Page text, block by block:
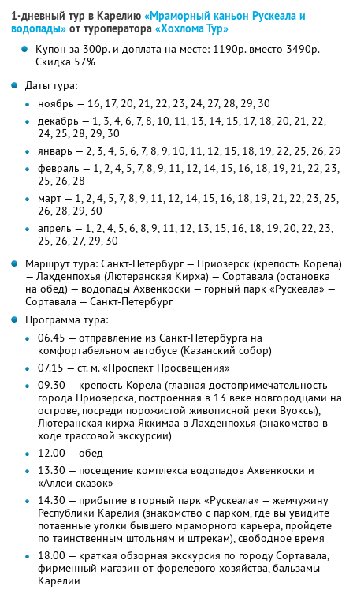
1-дневный тур в Карелию «Мраморный каньон Рускеала и
водопады» от туроператора «Хохлома Тур»
Купон за 300р. и доплата на месте: 1190р. вместо 3490р.
Скидка 57%
Даты тура:
ноябрь — 16, 17, 20, 21, 22, 23, 24, 27, 28, 29, 30
декабрь — 1, 3, 4, 6, 7, 8, 10, 11, 13, 14, 15, 17, 18, 20, 21, 22,
24, 25, 28, 29, 30
январь — 2, 3, 4, 5, 6, 7, 8, 9, 10, 11, 12, 15, 18, 19, 22, 25, 26, 29
февраль — 1, 2, 4, 5, 7, 8, 9, 11, 12, 14, 15, 16, 18, 19, 21, 22, 23,
25, 26, 28
март — 1, 2, 4, 5, 7, 8, 9, 11, 12, 14, 15, 16, 18, 19, 21, 22, 23, 25,
26, 28, 29, 30
апрель — 1, 2, 4, 5, 6, 8, 9, 11, 12, 13, 15, 16, 18, 19, 20, 22, 23,
25, 26, 27, 29, 30
Маршрут тура: Санкт-Петербург — Приозерск (крепость Корела)
— Лахденпохья (Лютеранская Кирха) — Сортавала (остановка
на обед) — водопады Ахвенкоски — горный парк «Рускеала» —
Сортавала — Санкт-Петербург
Программа тура:
06.45 — отправление из Санкт-Петербурга на
комфортабельном автобусе (Казанский собор)
07.15 — ст. м. «Проспект Просвещения»
09.30 — крепость Корела (главная достопримечательность
города Приозерска, построенная в 13 веке новгородцами на
острове, посреди порожистой живописной реки Вуоксы),
Лютеранская кирха Яккимаа в Лахденпохья (знакомство в
ходе трассовой экскурсии)
12.00 — обед
13.30 — посещение комплекса водопадов Ахвенкоски и
«Аллеи сказок»
14.30 — прибытие в горный парк «Рускеала» — жемчужину
Республики Карелия (знакомство с парком, где вы увидите
потаенные уголки бывшего мраморного карьера, пройдете
по таинственным штольням и штрекам), свободное время
18.00 — краткая обзорная экскурсия по городу Сортавала,
фирменный магазин от форелевого хозяйства, бальзамы
Карелии